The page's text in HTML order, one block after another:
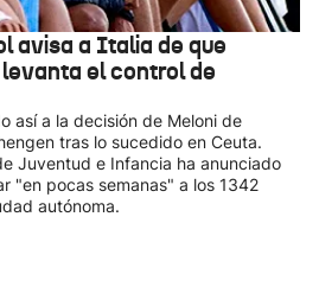
avisa a Italia de que
el control de
así a la decisión de Meloni de
tras lo sucedido en Ceuta.
Juventud e Infancia ha anunciado
"en pocas semanas" a los 1342
autónoma.